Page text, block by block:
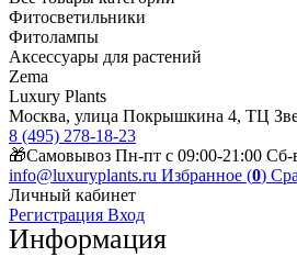
Фитосветильники
Фитолампы
Аксессуары для растений
Zema
Luxury Plants
Москва, улица Покрышкина 4, ТЦ
8 (495) 278-18-23
🎁Самовывоз Пн-пт с 09:00-21:00 Сб-
info@luxuryplants.ru Избранное (0)
Личный кабинет
Регистрация Вход
Информация